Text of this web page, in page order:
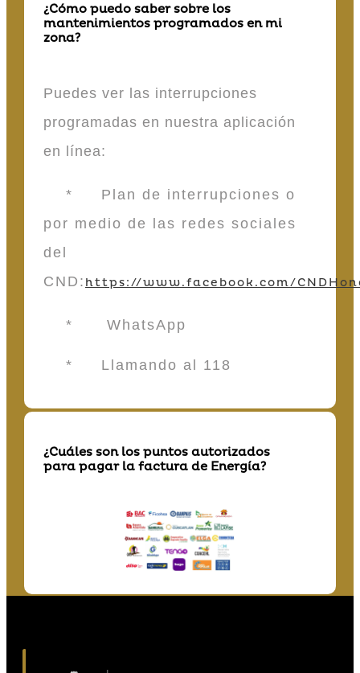
¿Cómo puedo saber sobre los
mantenimientos programados en mi
zona?
Puedes ver las interrupciones
programadas en nuestra aplicación
en línea:
* Plan de interrupciones o
por medio de las redes sociales
del
CND: https://www.facebook.com/
* WhatsApp
* Llamando al 118
¿Cuáles son los puntos autorizados
para pagar la factura de Energía?